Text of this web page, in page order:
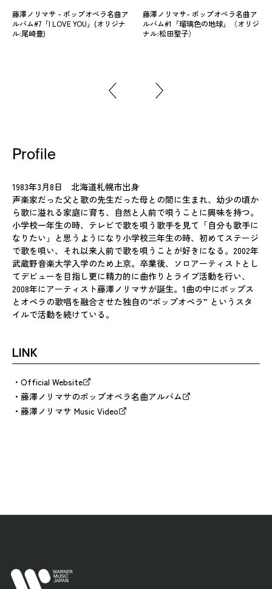
藤澤ノリマサ - ポップオペラ名曲ア
ルバム#7「I LOVE YOU」(オリジナ
ル:尾崎豊)
藤澤ノリマサ- ポップオペラ名曲ア
ルバム#1「瑠璃色の地球」（オリジ
ナル:松田聖子）
Profile
1983年3月8日 北海道札幌市出身
声楽家だった父と歌の先生だった母との間に生まれ、幼少の頃か
ら歌に溢れる家庭に育ち、自然と人前で唄うことに興味を持つ。
小学校一年生の時、テレビで歌を唄う歌手を見て「自分も歌手に
なりたい」と思うようになり小学校三年生の時、初めてステージ
で歌を唄い、それ以来人前で歌を唄うことが好きになる。2002年
武蔵野音楽大学入学のため上京。卒業後、ソロアーティストとし
てデビューを目指し更に精力的に曲作りとライブ活動を行い、
2008年にアーティスト藤澤ノリマサが誕生。1曲の中にポップス
とオペラの歌唱を融合させた独自の“ポップオペラ” というスタ
イルで活動を続けている。
LINK
Official Website
藤澤ノリマサのポップオペラ名曲アルバム
藤澤ノリマサ Music Video